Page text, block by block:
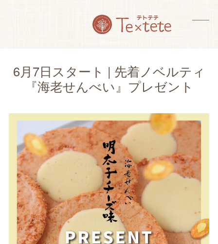
ー
開
く
ー
閉
じ
る
6月7日スタート | 先着ノベルティ
『海老せんべい』プレゼント